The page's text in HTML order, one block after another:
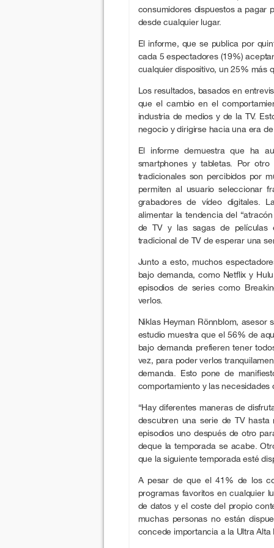
consumidores dispuestos a pagar
desde cualquier lugar.
El informe, que se publica por
cada 5 espectadores (19%)
cualquier dispositivo, un 25% más
Los resultados, basados en
que el cambio en el
industria de medios y de la TV.
negocio y dirigirse hacia una era
El informe demuestra que ha
smartphones y tabletas. Por
tradicionales son percibidos por
permiten al usuario seleccionar
grabadores de vídeo digitales.
alimentar la tendencia del
de TV y las sagas de películas
tradicional de TV de esperar una
Junto a esto, muchos
bajo demanda, como Netflix y
episodios de series como
verlos.
Niklas Heyman Rönnblom, asesor
estudio muestra que el 56% de
bajo demanda prefieren tener
vez, para poder verlos
demanda. Esto pone de
comportamiento y las necesidades
“Hay diferentes maneras de
descubren una serie de TV
episodios uno después de otro
deque la temporada se acabe.
que la siguiente temporada esté
A pesar de que el 41% de los
programas favoritos en cualquier
de datos y el coste del propio
muchas personas no están
concede importancia a la Ultra Alta